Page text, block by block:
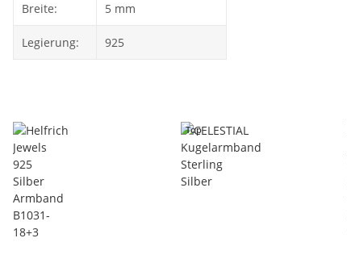
Breite: 5 mm
Legierung: 925
Top